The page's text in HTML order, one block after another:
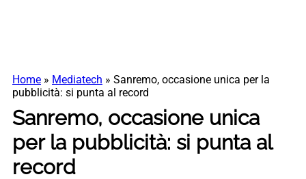
Home » Mediatech » Sanremo, occasione unica per la
pubblicità: si punta al record
Sanremo, occasione unica
per la pubblicità: si punta al
record